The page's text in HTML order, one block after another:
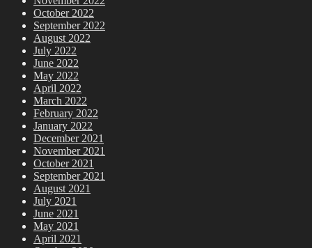
October 2022
September 2022
August 2022
July 2022
June 2022
May 2022
April 2022
March 2022
February 2022
January 2022
December 2021
November 2021
October 2021
September 2021
August 2021
July 2021
June 2021
May 2021
April 2021